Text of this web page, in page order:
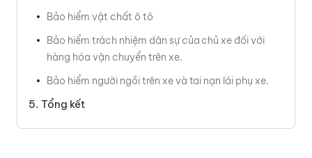
Bảo hiểm vật chất ô tô
Bảo hiểm trách nhiệm dân sự của chủ xe đối với
hàng hóa vận chuyển trên xe.
Bảo hiểm người ngồi trên xe và tai nạn lái phụ xe.
Tổng kết